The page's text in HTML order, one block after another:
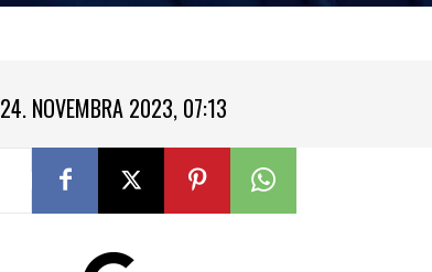
24. NOVEMBRA 2023, 07:13